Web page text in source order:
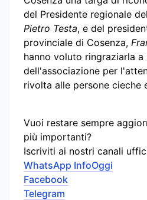
del Presidente regionale
Pietro Testa, e del
provinciale di Cosenza,
hanno voluto ringraziarla a
dell'associazione per
rivolta alle persone cieche
Vuoi restare sempre
più importanti?
Iscriviti ai nostri canali
WhatsApp InfoOggi
Facebook
Telegram